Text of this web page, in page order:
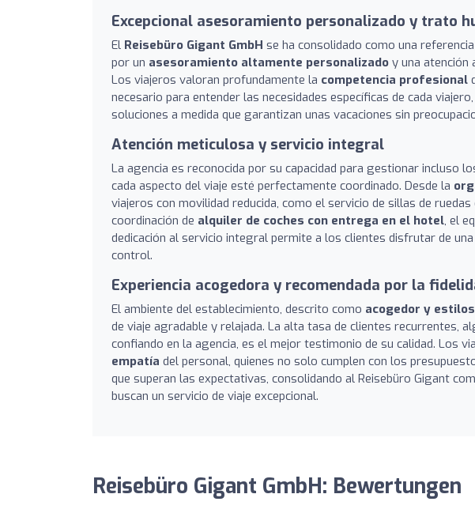
Excepcional asesoramiento personalizado y trato
El Reisebüro Gigant GmbH se ha consolidado como una
por un asesoramiento altamente personalizado y una atención
Los viajeros valoran profundamente la competencia profesional
necesario para entender las necesidades específicas de cada
soluciones a medida que garantizan unas vacaciones sin
Atención meticulosa y servicio integral
La agencia es reconocida por su capacidad para gestionar incluso
cada aspecto del viaje esté perfectamente coordinado. Desde la
viajeros con movilidad reducida, como el servicio de sillas de
coordinación de alquiler de coches con entrega en el hotel, el
dedicación al servicio integral permite a los clientes disfrutar de
control.
Experiencia acogedora y recomendada por la
El ambiente del establecimiento, descrito como acogedor y
de viaje agradable y relajada. La alta tasa de clientes recurrentes,
confiando en la agencia, es el mejor testimonio de su calidad. Los
empatía del personal, quienes no solo cumplen con los
que superan las expectativas, consolidando al Reisebüro Gigant
buscan un servicio de viaje excepcional.
Reisebüro Gigant GmbH: Bewertungen